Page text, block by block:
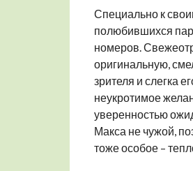
Специально к
полюбившихся
номеров.
оригинальную,
зрителя и слегка
неукротимое
уверенностью
Макса не чужой,
тоже особое –